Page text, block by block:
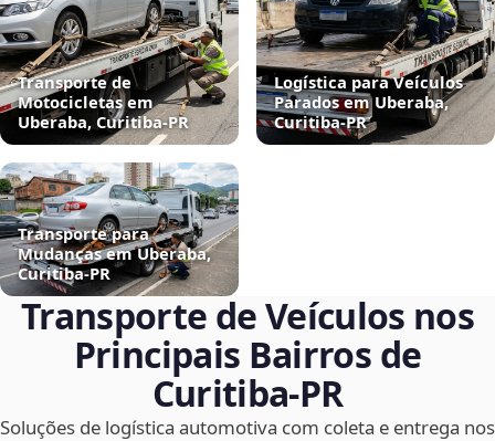
Transporte de
Motocicletas em
Uberaba, Curitiba‑PR
Logística para Veículos
Parados em Uberaba,
Curitiba‑PR
Transporte para
Mudanças em Uberaba,
Curitiba‑PR
Transporte de Veículos nos
Principais Bairros de
Curitiba‑PR
Soluções de logística automotiva com coleta e entrega nos